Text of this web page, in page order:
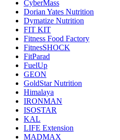
CyberMass
Dorian Yates Nutrition
Dymatize Nutrition
FIT KIT
Fitness Food Factory
FitnesSHOCK
FitParad
FuelUp
GEON
GoldStar Nutrition
Himalaya
IRONMAN
ISOSTAR
KAL
LIFE Extension
MADMAX